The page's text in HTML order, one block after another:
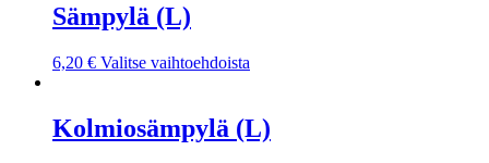
Sämpylä (L)
6,20 € Valitse vaihtoehdoista
Kolmiosämpylä (L)